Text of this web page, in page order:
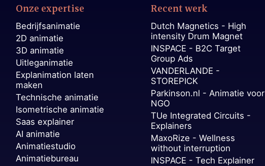
Onze expertise
Bedrijfsanimatie
2D animatie
3D animatie
Uitleganimatie
Explanimation laten
maken
Technische animatie
Isometrische animatie
Saas explainer
AI animatie
Animatiestudio
Animatiebureau
Recent werk
Dutch Magnetics - High
intensity Drum Magnet
INSPACE - B2C Target
Group Ads
VANDERLANDE -
STOREPICK
Parkinson.nl - Animatie voor
NGO
TUe Integrated Circuits -
Explainers
MaxoRize - Wellness
without interruption
INSPACE - Tech Explainer